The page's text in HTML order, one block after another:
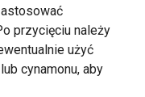
przycięciu należy
użyć
cynamonu, aby